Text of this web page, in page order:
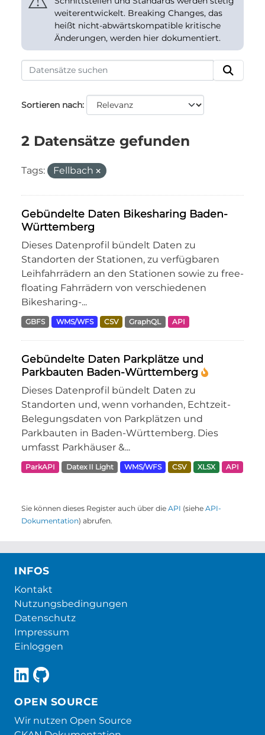
weiterentwickelt. Breaking Changes, das
heißt nicht-abwärtskompatible kritische
Änderungen, werden hier dokumentiert.
Sortieren nach
2 Datensätze gefunden
Tags: Fellbach
Gebündelte Daten Bikesharing Baden-
Württemberg
Dieses Datenprofil bündelt Daten zu
Standorten der Stationen, zu verfügbaren
Leihfahrrädern an den Stationen sowie zu free-
floating Fahrrädern von verschiedenen
Bikesharing-...
GBFS WMS/WFS CSV GraphQL API
Gebündelte Daten Parkplätze und
Parkbauten Baden-Württemberg
Dieses Datenprofil bündelt Daten zu
Standorten und, wenn vorhanden, Echtzeit-
Belegungsdaten von Parkplätzen und
Parkbauten in Baden-Württemberg. Dies
umfasst Parkhäuser &...
ParkAPI Datex II Light WMS/WFS CSV XLSX API
Sie können dieses Register auch über die API (siehe API-
Dokumentation) abrufen.
INFOS
Kontakt
Nutzungsbedingungen
Datenschutz
Impressum
Einloggen
OPEN SOURCE
Wir nutzen Open Source